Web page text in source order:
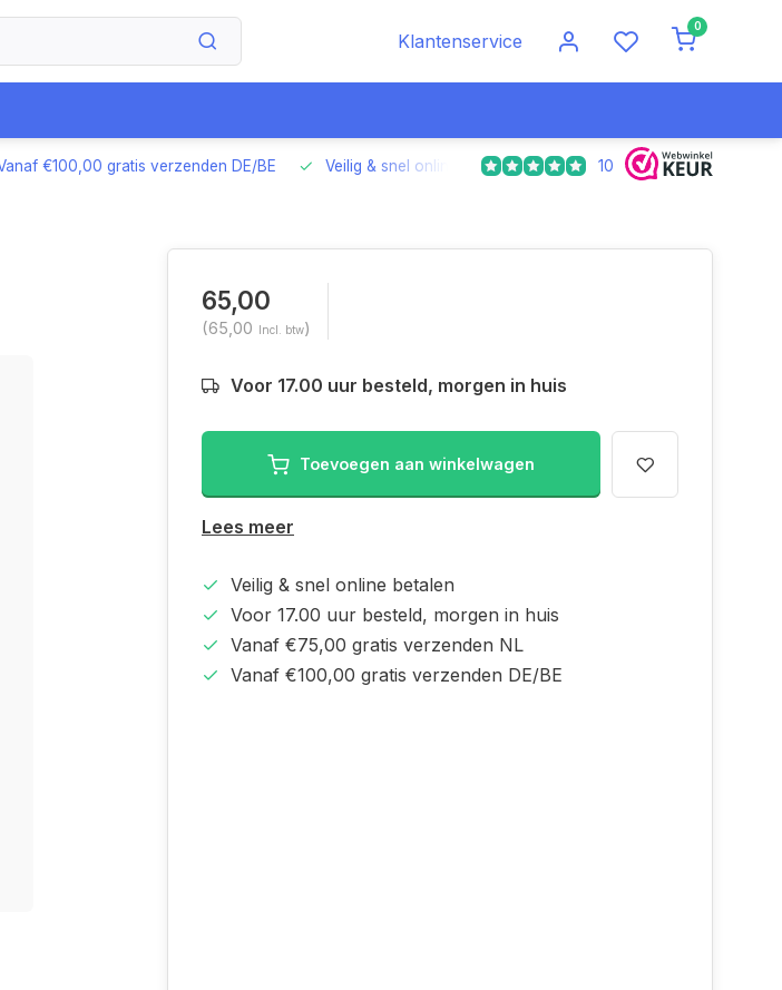
Klantenservice
0
€100,00 gratis verzenden DE/BE Veilig & snel online betalen Voor 17.00 uur besteld,
10
65,00
(65,00 Incl. btw)
Voor 17.00 uur besteld, morgen in huis
Toevoegen aan winkelwagen
Lees meer
Veilig & snel online betalen
Voor 17.00 uur besteld, morgen in huis
Vanaf €75,00 gratis verzenden NL
Vanaf €100,00 gratis verzenden DE/BE